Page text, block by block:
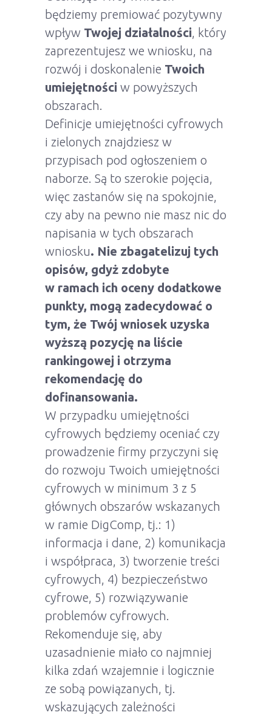
będziemy premiować pozytywny
wpływ Twojej działalności , który
zaprezentujesz we wniosku, na
rozwój i doskonalenie Twoich
umiejętności w powyższych
obszarach.
Definicje umiejętności cyfrowych
i zielonych znajdziesz w
przypisach pod ogłoszeniem o
naborze. Są to szerokie pojęcia,
więc zastanów się na spokojnie,
czy aby na pewno nie masz nic do
napisania w tych obszarach
wniosku. Nie zbagatelizuj tych
opisów, gdyż zdobyte
w ramach ich oceny dodatkowe
punkty, mogą zadecydować o
tym, że Twój wniosek uzyska
wyższą pozycję na liście
rankingowej i otrzyma
rekomendację do
dofinansowania.
W przypadku umiejętności
cyfrowych będziemy oceniać czy
prowadzenie firmy przyczyni się
do rozwoju Twoich umiejętności
cyfrowych w minimum 3 z 5
głównych obszarów wskazanych
w ramie DigComp, tj.: 1)
informacja i dane, 2) komunikacja
i współpraca, 3) tworzenie treści
cyfrowych, 4) bezpieczeństwo
cyfrowe, 5) rozwiązywanie
problemów cyfrowych.
Rekomenduje się, aby
uzasadnienie miało co najmniej
kilka zdań wzajemnie i logicznie
ze sobą powiązanych, tj.
wskazujących zależności